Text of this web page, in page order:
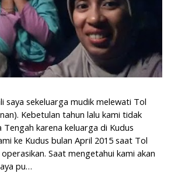
saya sekeluarga mudik melewati Tol
Kebetulan tahun lalu kami tidak
Tengah karena keluarga di Kudus
ke Kudus bulan April 2015 saat Tol
Saat mengetahui kami akan
pu…